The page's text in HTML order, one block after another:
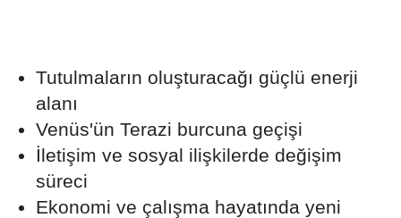
Tutulmaların oluşturacağı güçlü enerji
alanı
Venüs'ün Terazi burcuna geçişi
İletişim ve sosyal ilişkilerde değişim
süreci
Ekonomi ve çalışma hayatında yeni